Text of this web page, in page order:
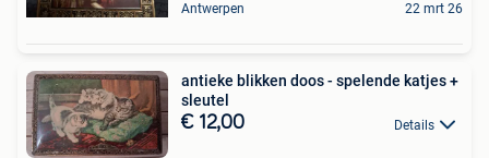
Antwerpen 22 mrt 26
antieke blikken doos - spelende katjes +
sleutel
€ 12,00 Details